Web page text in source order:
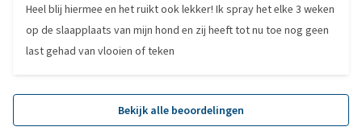
Heel blij hiermee en het ruikt ook lekker! Ik spray het elke 3 weken
op de slaapplaats van mijn hond en zij heeft tot nu toe nog geen
last gehad van vlooien of teken
Bekijk alle beoordelingen